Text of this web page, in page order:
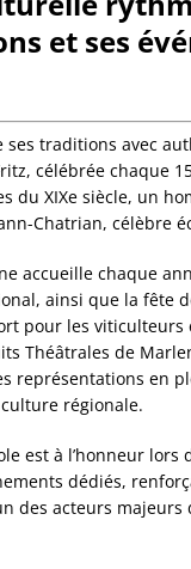
et ses
traditions avec
célébrée chaque
du XIXe siècle, un
Chatrian, célèbre
accueille chaque
ainsi que la fête
pour les viticulteurs
Théâtrales de
représentations en
régionale.
est à l’honneur lors
dédiés,
des acteurs majeurs